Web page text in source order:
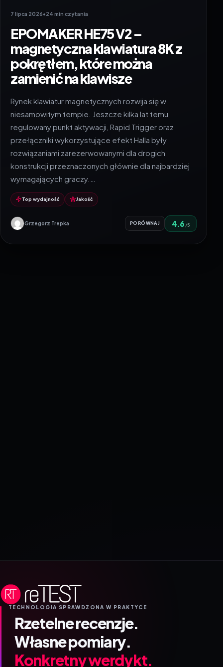
7 lipca 2026•24 min czytania
EPOMAKER HE75 V2 –
magnetyczna klawiatura 8K z
pokrętłem, które można
zamienić na klawisze
Rynek klawiatur magnetycznych rozwija się w
niesamowitym tempie. Jeszcze kilka lat temu
regulowany punkt aktywacji, Rapid Trigger oraz
przełączniki wykorzystujące efekt Halla były
rozwiązaniami zarezerwowanymi dla drogich
konstrukcji przeznaczonych głównie dla najbardziej
wymagających graczy.…
Top wydajność Jakość
Grzegorz Trepka PORÓWNAJ 4.6 /5
TECHNOLOGIA SPRAWDZONA W PRAKTYCE
Rzetelne recenzje.
Własne pomiary.
Konkretny werdykt.